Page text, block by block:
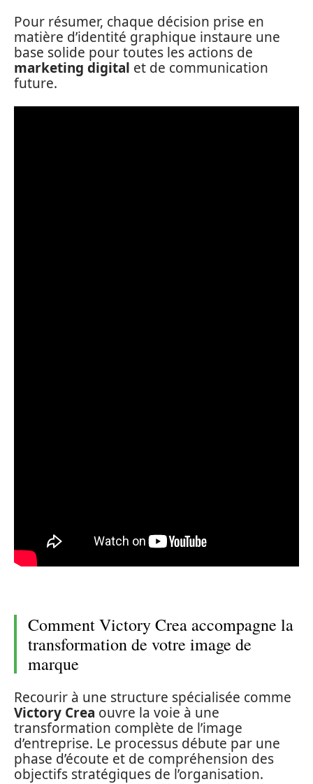
Pour résumer, chaque décision prise en
matière d’identité graphique instaure une
base solide pour toutes les actions de
marketing digital et de communication
future.
Comment Victory Crea accompagne la
transformation de votre image de
marque
Recourir à une structure spécialisée comme
Victory Crea ouvre la voie à une
transformation complète de l’image
d’entreprise. Le processus débute par une
phase d’écoute et de compréhension des
objectifs stratégiques de l’organisation.